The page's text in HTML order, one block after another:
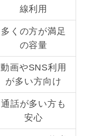
線利用
多くの方が満足
の容量
動画やSNS利用
が多い方向け
通話が多い方も
安心